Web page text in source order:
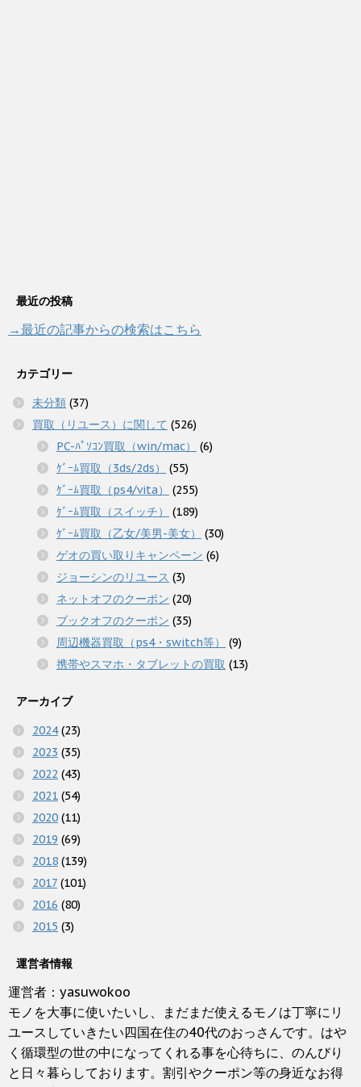
最近の投稿
→最近の記事からの検索はこちら
カテゴリー
未分類 (37)
買取（リユース）に関して (526)
PC-ﾊﾟｿｺﾝ買取（win/mac）
(6)
ｹﾞｰﾑ買取（3ds/2ds）
(55)
ｹﾞｰﾑ買取（ps4/vita）
(255)
ｹﾞｰﾑ買取（スイッチ）
(189)
ｹﾞｰﾑ買取（乙女/美男-美女）
(30)
ゲオの買い取りキャンペーン (6)
ジョーシンのリユース (3)
ネットオフのクーポン (20)
ブックオフのクーポン (35)
周辺機器買取（ps4・switch等）
(9)
携帯やスマホ・タブレットの買取 (13)
アーカイブ
2024(23)
2023 (35)
2022 (43)
2021 (54)
2020 (11)
2019 (69)
2018 (139)
2017 (101)
2016 (80)
2015 (3)
運営者情報
運営者：yasuwokoo
モノを大事に使いたいし、まだまだ使えるモノは丁寧にリ
ユースしていきたい四国在住の40代のおっさんです。はや
く循環型の世の中になってくれる事を心待ちに、のんびり
と日々暮らしております。割引やクーポン等の身近なお得